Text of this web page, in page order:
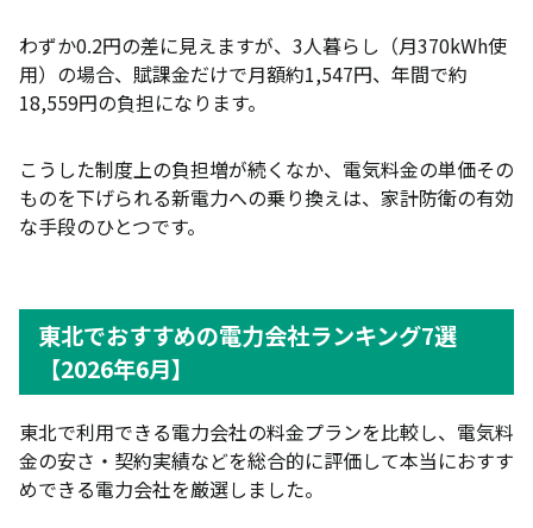
わずか0.2円の差に見えますが、3人暮らし（月370kWh使
用）の場合、賦課金だけで月額約1,547円、年間で約
18,559円の負担になります。
こうした制度上の負担増が続くなか、電気料金の単価その
ものを下げられる新電力への乗り換えは、家計防衛の有効
な手段のひとつです。
東北でおすすめの電力会社ランキング7選
【2026年6月】
東北で利用できる電力会社の料金プランを比較し、電気料
金の安さ・契約実績などを総合的に評価して本当におすす
めできる電力会社を厳選しました。